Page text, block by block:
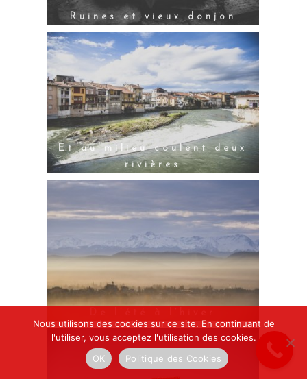
Ruines et vieux donjon
Et au milieu coulent deux
rivières
Nous utilisons des cookies sur ce site. En continuant de
l'utiliser, vous acceptez l'utilisation des cookies.
OK
Politique des Cookies